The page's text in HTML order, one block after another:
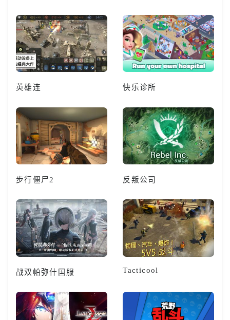
英雄连 快乐诊所
步行僵尸2 反叛公司
战双帕弥什国服 Tacticool